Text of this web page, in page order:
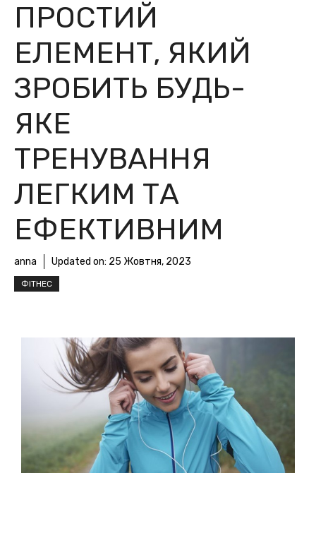
ПРОСТИЙ
ЕЛЕМЕНТ, ЯКИЙ
ЗРОБИТЬ БУДЬ-
ЯКЕ
ТРЕНУВАННЯ
ЛЕГКИМ ТА
ЕФЕКТИВНИМ
anna Updated on: 25 Жовтня, 2023
ФІТНЕС